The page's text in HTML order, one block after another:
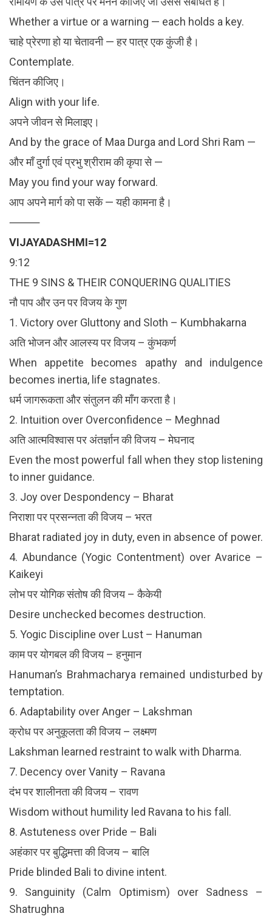
Whether a virtue or a warning — each holds a key.
चाहे प्रेरणा हो या चेतावनी — हर पात्र एक कुंजी है।
Contemplate.
चिंतन कीजिए।
Align with your life.
अपने जीवन से मिलाइए।
And by the grace of Maa Durga and Lord Shri Ram —
और माँ दुर्गा एवं प्रभु श्रीराम की कृपा से —
May you find your way forward.
आप अपने मार्ग को पा सकें — यही कामना है।
⸻
VIJAYADASHMI=12
9:12
THE 9 SINS & THEIR CONQUERING QUALITIES
नौ पाप और उन पर विजय के गुण
1. Victory over Gluttony and Sloth – Kumbhakarna
अति भोजन और आलस्य पर विजय – कुंभकर्ण
When appetite becomes apathy and indulgence
becomes inertia, life stagnates.
धर्म जागरूकता और संतुलन की माँग करता है।
2. Intuition over Overconfidence – Meghnad
अति आत्मविश्वास पर अंतर्ज्ञान की विजय – मेघनाद
Even the most powerful fall when they stop listening
to inner guidance.
3. Joy over Despondency – Bharat
निराशा पर प्रसन्नता की विजय – भरत
Bharat radiated joy in duty, even in absence of power.
4. Abundance (Yogic Contentment) over Avarice –
Kaikeyi
लोभ पर योगिक संतोष की विजय – कैकेयी
Desire unchecked becomes destruction.
5. Yogic Discipline over Lust – Hanuman
काम पर योगबल की विजय – हनुमान
Hanuman’s Brahmacharya remained undisturbed by
temptation.
6. Adaptability over Anger – Lakshman
क्रोध पर अनुकूलता की विजय – लक्ष्मण
Lakshman learned restraint to walk with Dharma.
7. Decency over Vanity – Ravana
दंभ पर शालीनता की विजय – रावण
Wisdom without humility led Ravana to his fall.
8. Astuteness over Pride – Bali
अहंकार पर बुद्धिमत्ता की विजय – बालि
Pride blinded Bali to divine intent.
9. Sanguinity (Calm Optimism) over Sadness –
Shatrughna